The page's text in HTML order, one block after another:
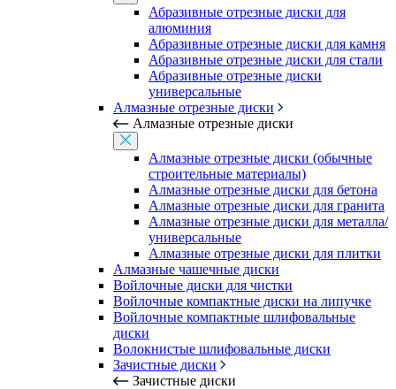
Абразивные отрезные диски для
алюминия
Абразивные отрезные диски для камня
Абразивные отрезные диски для стали
Абразивные отрезные диски
универсальные
Алмазные отрезные диски
Алмазные отрезные диски
Алмазные отрезные диски (обычные
строительные материалы)
Алмазные отрезные диски для бетона
Алмазные отрезные диски для гранита
Алмазные отрезные диски для металла/
универсальные
Алмазные отрезные диски для плитки
Алмазные чашечные диски
Войлочные диски для чистки
Войлочные компактные диски на липучке
Войлочные компактные шлифовальные
диски
Волокнистые шлифовальные диски
Зачистные диски
Зачистные диски